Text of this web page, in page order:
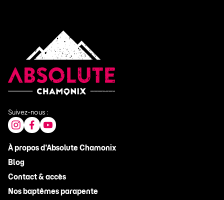
Suivez-nous :
À propos d’Absolute Chamonix
Blog
Contact & accès
Nos baptêmes parapente